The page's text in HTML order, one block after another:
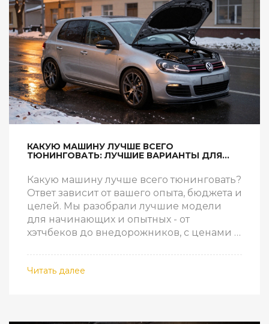
КАКУЮ МАШИНУ ЛУЧШЕ ВСЕГО
ТЮНИНГОВАТЬ: ЛУЧШИЕ ВАРИАНТЫ ДЛЯ
Какую машину лучше всего тюнинговать?
Ответ зависит от вашего опыта, бюджета и
целей. Мы разобрали лучшие модели
для начинающих и опытных - от
хэтчбеков до внедорожников, с ценами и
Читать далее